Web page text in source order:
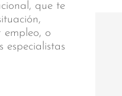
que te
o
especialistas